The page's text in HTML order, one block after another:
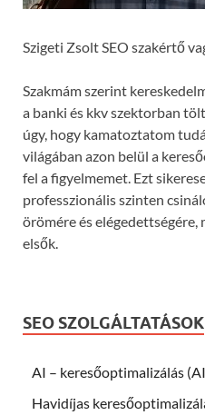
Szigeti Zsolt SEO szakértő
Szakmám szerint
a banki és kkv szektorban
úgy, hogy kamatoztatom
világában azon belül a
fel a figyelmemet. Ezt
professzionális szinten
örömére és elégedettségére,
elsők.
SEO SZOLGÁLTATÁSOK
AI – keresőoptimalizálás
Havidíjas